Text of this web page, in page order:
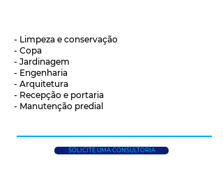
- Limpeza e conservação
- Copa
- Jardinagem
- Engenharia
- Arquitetura
- Recepção e portaria
- Manutenção predial
SOLICITE UMA CONSULTORIA